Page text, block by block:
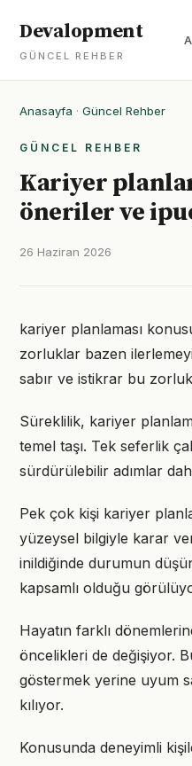
Devalopment
GÜNCEL REHBER
Anasayfa · Güncel Rehber
GÜNCEL REHBER
Kariyer
öneriler ve
26 Haziran 2026
kariyer planlaması
zorluklar bazen
sabır ve istikrar bu
Süreklilik, kariyer
temel taşı. Tek seferlik
sürdürülebilir adımlar
Pek çok kişi kariyer
yüzeysel bilgiyle karar
inildiğinde durumun
kapsamlı olduğu
Hayatın farklı
öncelikleri de değişiyor.
göstermek yerine uyum
kılıyor.
Konusunda deneyimli